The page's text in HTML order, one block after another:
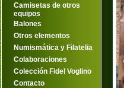
Camisetas de otros
equipos
Balones
Otros elementos
Numismática y Filatelia
Colaboraciones
Colección Fidel Voglino
Contacto